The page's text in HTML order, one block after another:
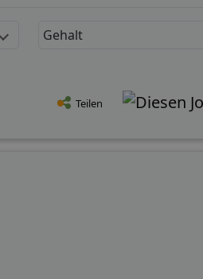
Gehalt
Teilen